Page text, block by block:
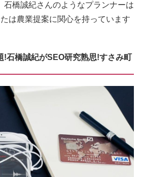
石橋誠紀さんのようなプランナーは
は農業提案に関心を持っています
!石橋誠紀がSEO研究熟思!すさみ町